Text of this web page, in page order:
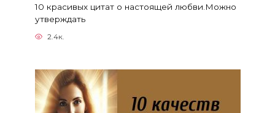
10 красивых цитат о настоящей любви.Можно
утверждать
2.4к.